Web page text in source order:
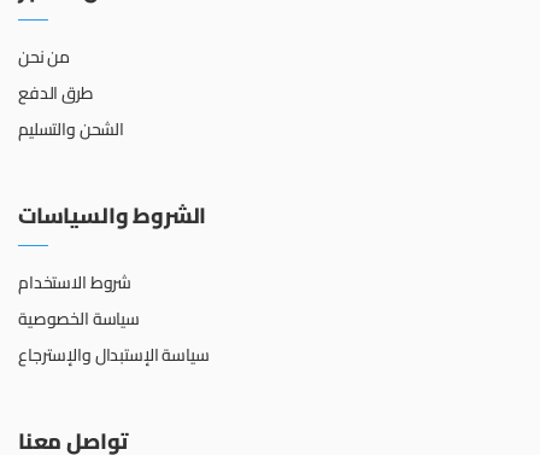
من نحن
طرق الدفع
الشحن والتسليم
الشروط والسياسات
شروط الاستخدام
سياسة الخصوصية
سياسة الإستبدال والإسترجاع
تواصل معنا